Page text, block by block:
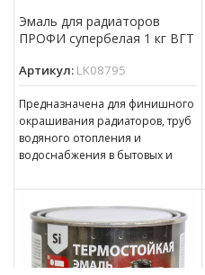
Эмаль для радиаторов
ПРОФИ супербелая 1 кг ВГТ
Артикул: LK08795
Предназначена для финишного
окрашивания радиаторов, труб
водяного отопления и
водоснабжения в бытовых и
Изготовлена на основе
самосшивающейся акриловой